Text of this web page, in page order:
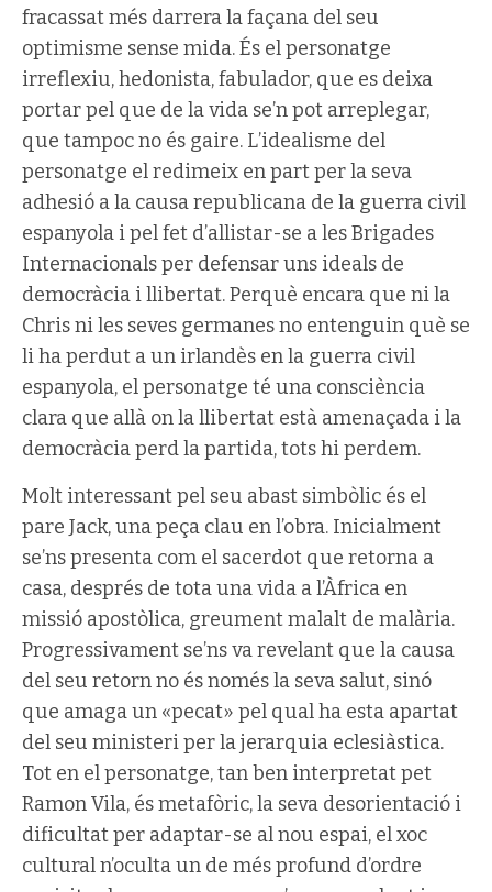
fracassat més darrera la façana del seu
optimisme sense mida. És el personatge
irreflexiu, hedonista, fabulador, que es deixa
portar pel que de la vida se’n pot arreplegar,
que tampoc no és gaire. L’idealisme del
personatge el redimeix en part per la seva
adhesió a la causa republicana de la guerra civil
espanyola i pel fet d’allistar-se a les Brigades
Internacionals per defensar uns ideals de
democràcia i llibertat. Perquè encara que ni la
Chris ni les seves germanes no entenguin què se
li ha perdut a un irlandès en la guerra civil
espanyola, el personatge té una consciència
clara que allà on la llibertat està amenaçada i la
democràcia perd la partida, tots hi perdem.
Molt interessant pel seu abast simbòlic és el
pare Jack, una peça clau en l’obra. Inicialment
se’ns presenta com el sacerdot que retorna a
casa, després de tota una vida a l’Àfrica en
missió apostòlica, greument malalt de malària.
Progressivament se’ns va revelant que la causa
del seu retorn no és només la seva salut, sinó
que amaga un «pecat» pel qual ha esta apartat
del seu ministeri per la jerarquia eclesiàstica.
Tot en el personatge, tan ben interpretat pet
Ramon Vila, és metafòric, la seva desorientació i
dificultat per adaptar-se al nou espai, el xoc
cultural n’oculta un de més profund d’ordre